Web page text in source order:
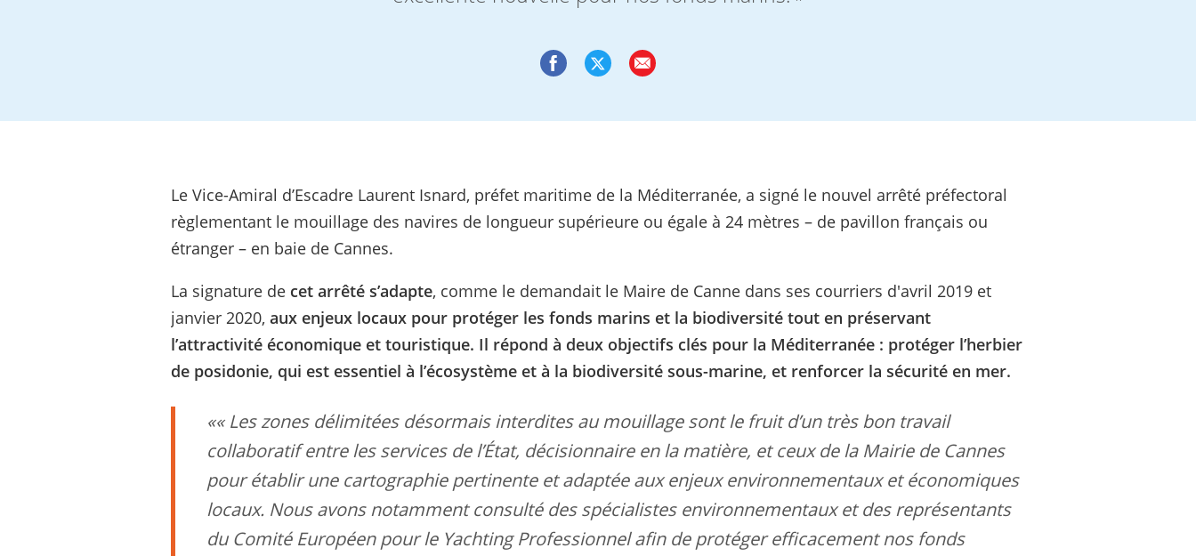
Le Vice-Amiral d’Escadre Laurent Isnard, préfet maritime de la Méditerranée, a signé le nouvel arrêté préfectoral
règlementant le mouillage des navires de longueur supérieure ou égale à 24 mètres – de pavillon français ou
étranger – en baie de Cannes.
La signature de cet arrêté s’adapte, comme le demandait le Maire de Canne dans ses courriers d'avril 2019 et
janvier 2020, aux enjeux locaux pour protéger les fonds marins et la biodiversité tout en préservant
l’attractivité économique et touristique. Il répond à deux objectifs clés pour la Méditerranée : protéger l’herbier
de posidonie, qui est essentiel à l’écosystème et à la biodiversité sous-marine, et renforcer la sécurité en mer.
« Les zones délimitées désormais interdites au mouillage sont le fruit d’un très bon travail
collaboratif entre les services de l’État, décisionnaire en la matière, et ceux de la Mairie de Cannes
pour établir une cartographie pertinente et adaptée aux enjeux environnementaux et économiques
locaux. Nous avons notamment consulté des spécialistes environnementaux et des représentants
du Comité Européen pour le Yachting Professionnel afin de protéger efficacement nos fonds